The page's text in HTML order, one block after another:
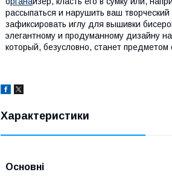
рассыпаться и нарушить ваш
зафиксировать иглу для вышивки
элегантному и продуманному дизайну
который, безусловно, станет
Характеристики
Основні